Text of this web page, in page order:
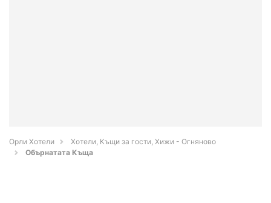
Орли Хотели
Хотели, Къщи за гости, Хижи - Огняново
Обърнатата Къща